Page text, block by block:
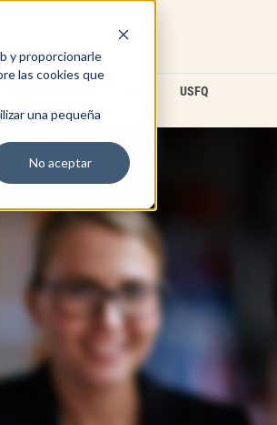
y proporcionarle
las cookies que
una pequeña
No aceptar
USFQ